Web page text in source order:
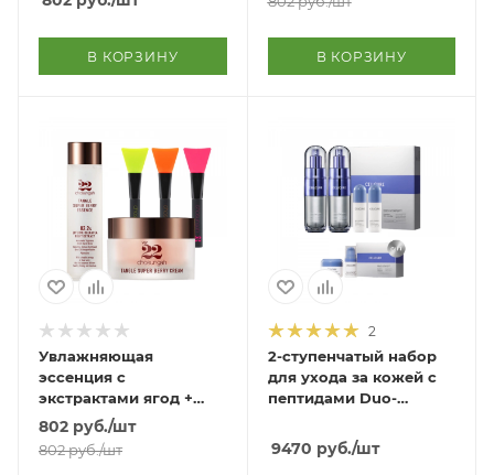
В КОРЗИНУ В КОРЗИНУ
Увлажняющая
эссенция с
экстрактами ягод +
увлажняющий крем
Tangle Super Berry
Essence + Cream
802 руб./шт
802руб./шт
2
2-ступенчатый набор
для ухода за кожей с
пептидами Duo-
Care 2 Step Set
9470 руб./шт